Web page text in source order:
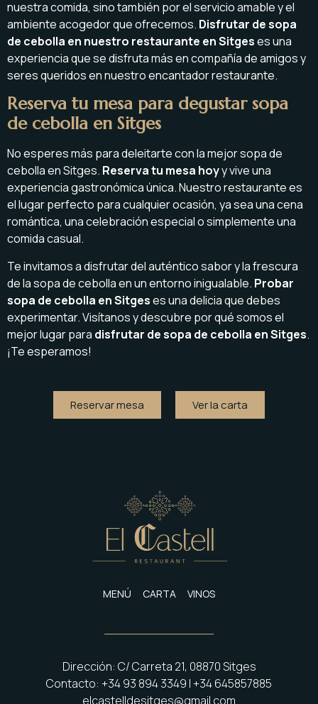
nuestra comida, sino también por el servicio amable y el
ambiente acogedor que ofrecemos. Disfrutar de sopa
de cebolla en nuestro restaurante en Sitgeses una
experiencia que se disfruta más en compañía de amigos y
seres queridos en nuestro encantador restaurante.
Reserva tu mesa para degustar sopa
de cebolla en Sitges
No esperes más para deleitarte con la mejor sopa de
cebolla en Sitges. Reserva tu mesa hoyy vive una
experiencia gastronómica única. Nuestro restaurante es
el lugar perfecto para cualquier ocasión, ya sea una cena
romántica, una celebración especial o simplemente una
comida casual.
Te invitamos a disfrutar del auténtico sabor y la frescura
de la sopa de cebolla en un entorno inigualable. Probar
sopa de cebolla en Sitgeses una delicia que debes
experimentar. Visítanos y descubre por qué somos el
mejor lugar para disfrutar de sopa de cebolla en Sitges.
¡Te esperamos!
Reservar mesa Ver la carta
MENÚ CARTA VINOS
Dirección: C/ Carreta 21, 08870 Sitges
Contacto: +34 93 894 3349 | +34 645857885
elcastelldesitges@gmail.com